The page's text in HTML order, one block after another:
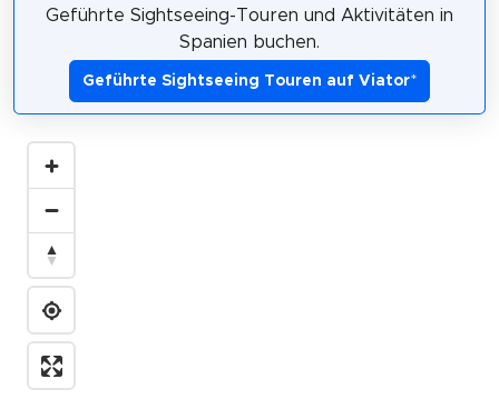
Geführte Sightseeing-Touren und Aktivitäten in
Spanien buchen.
Geführte Sightseeing Touren auf Viator*